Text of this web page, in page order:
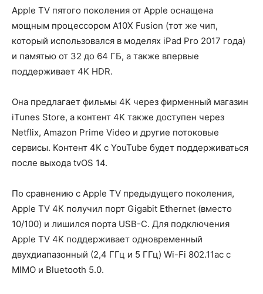
Apple TV пятого поколения от Apple оснащена
мощным процессором A10X Fusion (тот же чип,
который использовался в моделях iPad Pro 2017 года)
и памятью от 32 до 64 ГБ, а также впервые
поддерживает 4K HDR.
Она предлагает фильмы 4K через фирменный магазин
iTunes Store, а контент 4K также доступен через
Netflix, Amazon Prime Video и другие потоковые
сервисы. Контент 4K с YouTube будет поддерживаться
после выхода tvOS 14.
По сравнению с Apple TV предыдущего поколения,
Apple TV 4К получил порт Gigabit Ethernet (вместо
10/100) и лишился порта USB-C. Для подключения
Apple TV 4K поддерживает одновременный
двухдиапазонный (2,4 ГГц и 5 ГГц) Wi-Fi 802.11ac с
MIMO и Bluetooth 5.0.